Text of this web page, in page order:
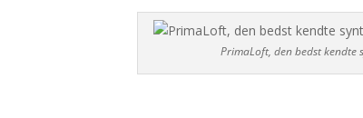
PrimaLoft, den bedst kendte